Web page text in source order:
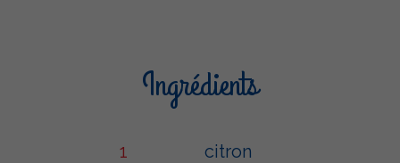
Ingrédients
1
citron